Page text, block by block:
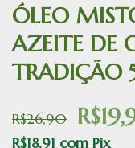
ÓLEO
AZEITE DE
R$26,90
R$18,91 com Pix